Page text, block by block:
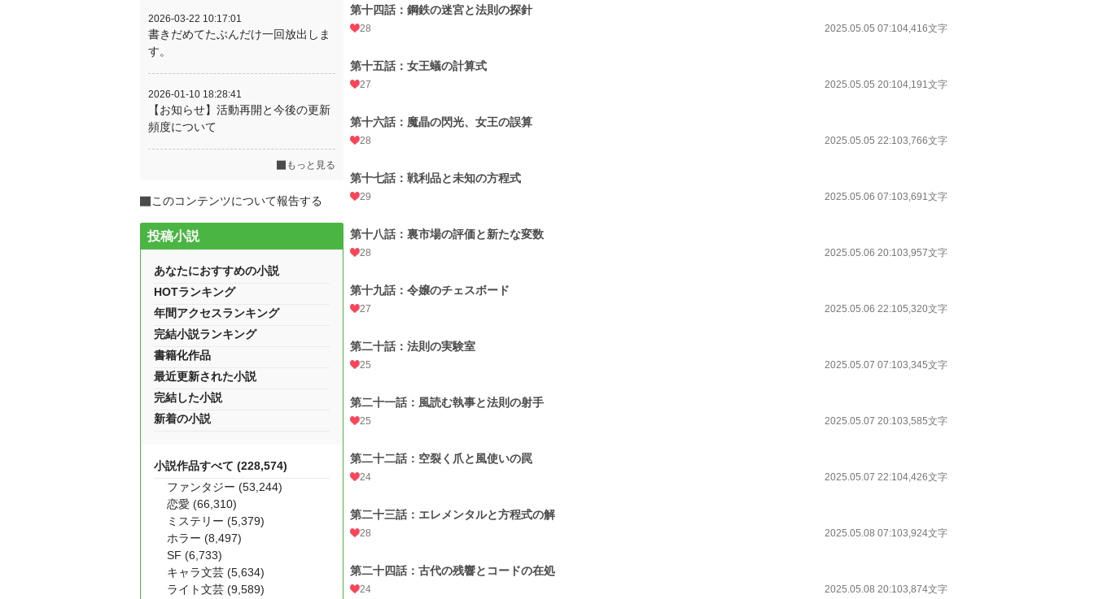
第十四話：鋼鉄の迷宮と法則の探針
28 2025.05.05 07:104,416文字
第十五話：女王蟻の計算式
27 2025.05.05 20:104,191文字
第十六話：魔晶の閃光、女王の誤算
28 2025.05.05 22:103,766文字
第十七話：戦利品と未知の方程式
29 2025.05.06 07:103,691文字
第十八話：裏市場の評価と新たな変数
28 2025.05.06 20:103,957文字
第十九話：令嬢のチェスボード
27 2025.05.06 22:105,320文字
第二十話：法則の実験室
25 2025.05.07 07:103,345文字
第二十一話：風読む執事と法則の射手
25 2025.05.07 20:103,585文字
第二十二話：空裂く爪と風使いの罠
24 2025.05.07 22:104,426文字
第二十三話：エレメンタルと方程式の解
28 2025.05.08 07:103,924文字
第二十四話：古代の残響とコードの在処
24 2025.05.08 20:103,874文字
2026-03-22 10:17:01
書きだめてたぶんだけ一回放出しま
す。
2026-01-10 18:28:41
【お知らせ】活動再開と今後の更新
頻度について
もっと見る
このコンテンツについて報告する
投稿小説
あなたにおすすめの小説
HOTランキング
年間アクセスランキング
完結小説ランキング
書籍化作品
最近更新された小説
完結した小説
新着の小説
小説作品すべて (228,574)
ファンタジー (53,244)
恋愛 (66,310)
ミステリー (5,379)
ホラー (8,497)
SF (6,733)
キャラ文芸 (5,634)
ライト文芸 (9,589)